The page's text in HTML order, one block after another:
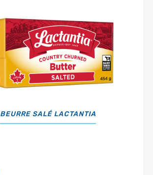
BEURRE SALÉ LACTANTIA